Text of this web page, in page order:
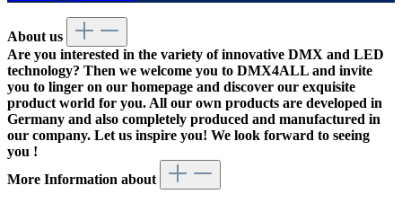
About us
Are you interested in the variety of innovative DMX and LED
technology? Then we welcome you to DMX4ALL and invite
you to linger on our homepage and discover our exquisite
product world for you. All our own products are developed in
Germany and also completely produced and manufactured in
our company. Let us inspire you! We look forward to seeing
you !
More Information about